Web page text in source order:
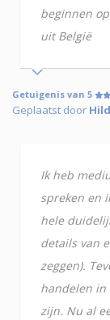
beginnen
uit België
Getuigenis van 5
Geplaatst door
Ik heb
spreken en
hele
details van
zeggen).
handelen in
zijn. Nu al